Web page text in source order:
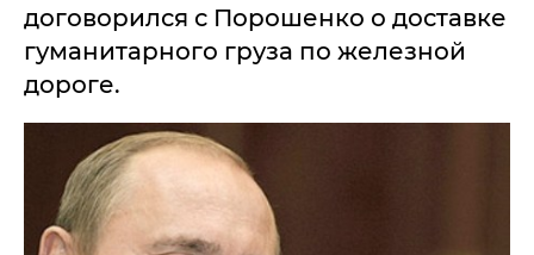
договорился с Порошенко о доставке
гуманитарного груза по железной
дороге.